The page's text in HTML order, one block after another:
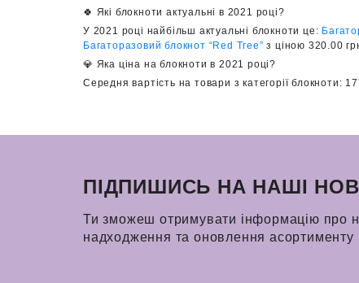
🍀 Які блокноти актуальні в 2021 році?
У 2021 році найбільш актуальні блокноти це:
Багаторазовий блокнот “Red Tree” з ціною 320.00
💎 Яка ціна на блокноти в 2021 році?
Середня вартість на товари з категорії блокноти:
ПІДПИШИСЬ НА НАШІ
Ти зможеш отримувати інформацію про
надходження та оновлення асортименту